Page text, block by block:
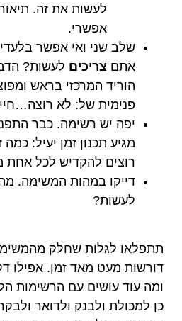
לעשות את זה.
אפשרי.
שלב שני ואי אפשר
אתם צריכים לעשות?
הוריד המרכזי בראש
פנימית של: לא
יפה יש רשימה. כבר
מגיע תכנון זמן יעיל:
רוצים להקדיש לכל אחת
דייקו במהות המשימה.
לעשות?
תתפלאו לגלות שחלק
דורשות מעט מאד זמן. אפילו
ומה עוד עושים עם הרשימות
כן למכולת ולבנק ולדואר